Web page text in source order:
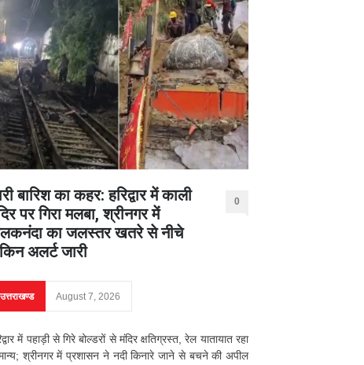
बारिश का कहर: हरिद्वार में काली
पर गिरा मलबा, श्रीनगर में
का जलस्तर खतरे से नीचे
अलर्ट जारी
0
उत्तराखण्ड August 7, 2026
में पहाड़ी से गिरे बोल्डरों से मंदिर क्षतिग्रस्त, रेल यातायात रहा
श्रीनगर में प्रशासन ने नदी किनारे जाने से बचने की अपील